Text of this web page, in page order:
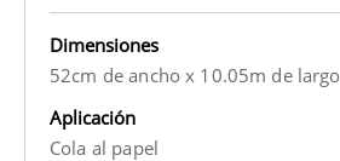
Dimensiones
52cm de ancho x 10.05m de largo
Aplicación
Cola al papel